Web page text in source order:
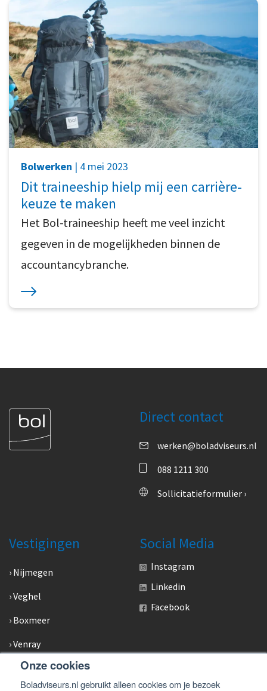
Onze cookies
Boladviseurs.nl gebruikt alleen cookies om je bezoek
Bolwerken | 4 mei 2023
Dit traineeship hielp mij een carrière-
keuze te maken
Het Bol-traineeship heeft me veel inzicht
gegeven in de mogelijkheden binnen de
accountancybranche.
Direct contact
werken@boladviseurs.nl
088 1211 300
Sollicitatieformulier ›
Vestigingen
Nijmegen
Veghel
Boxmeer
Venray
Venlo
Social Media
Instagram
Linkedin
Facebook